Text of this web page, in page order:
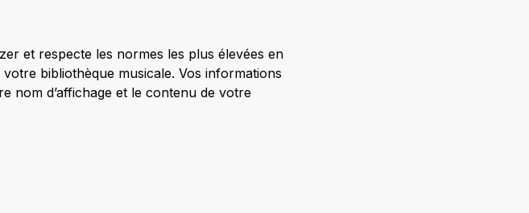
et respecte les normes les plus élevées en
bibliothèque musicale. Vos informations
nom d’affichage et le contenu de votre